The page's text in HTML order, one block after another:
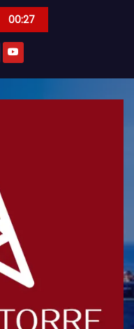
00:27